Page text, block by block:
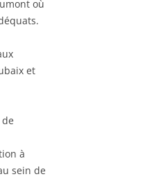
où
et
à
sein de